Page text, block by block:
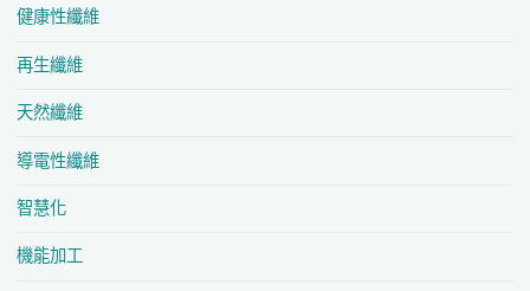
健康性纖維
再生纖維
天然纖維
導電性纖維
智慧化
機能加工